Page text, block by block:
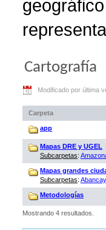
Cartografía
Modificado por última
Carpeta
app
Mapas DRE y UGEL
Subcarpetas:
Mapas grandes
Subcarpetas: Abancay
Metodologías
Mostrando 4 resultados.